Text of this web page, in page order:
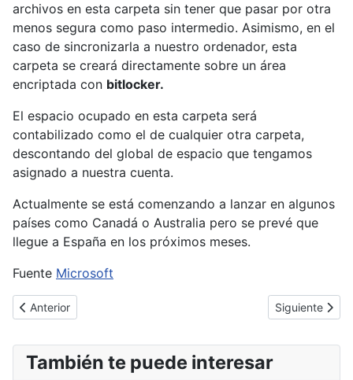
archivos en esta carpeta sin tener que pasar por otra
menos segura como paso intermedio. Asimismo, en el
caso de sincronizarla a nuestro ordenador, esta
carpeta se creará directamente sobre un área
encriptada con bitlocker.
El espacio ocupado en esta carpeta será
contabilizado como el de cualquier otra carpeta,
descontando del global de espacio que tengamos
asignado a nuestra cuenta.
Actualmente se está comenzando a lanzar en algunos
países como Canadá o Australia pero se prevé que
llegue a España en los próximos meses.
Fuente Microsoft
Artículo anterior: [Cybertruco]Añadir un reglamento o acuerdo
Anterior Artículo
Siguiente
También te puede interesar